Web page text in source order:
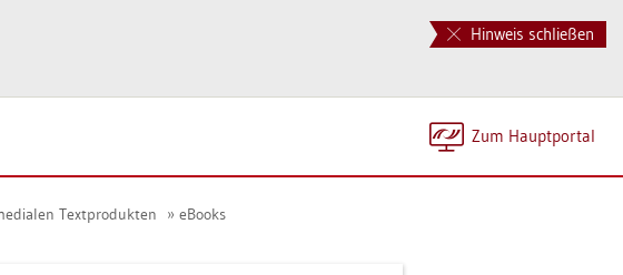
Hinweis schließen
Zum Haupt­por­tal
Text­pro­duk­ten eBooks